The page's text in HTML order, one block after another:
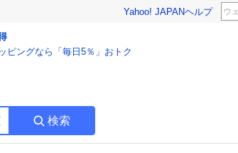
Yahoo! JAPANヘルプ
ピングなら「毎日5％」おトク
検索